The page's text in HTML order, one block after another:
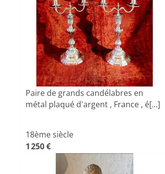
Paire de grands candélabres en
métal plaqué d'argent , France , é[...]
18ème siècle
1 250 €